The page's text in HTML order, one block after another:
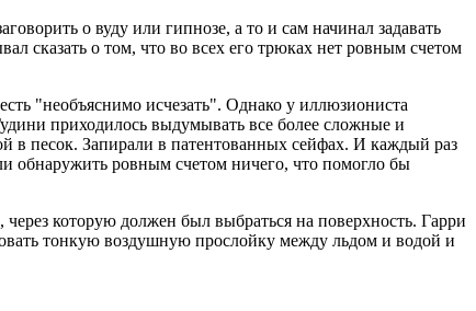
о вуду или гипнозе, а то и сам начинал задавать
сказать о том, что во всех его трюках нет ровным счетом
"необъяснимо исчезать". Однако у иллюзиониста
приходилось выдумывать все более сложные и
в песок. Запирали в патентованных сейфах. И каждый раз
обнаружить ровным счетом ничего, что помогло бы
которую должен был выбраться на поверхность. Гарри
тонкую воздушную прослойку между льдом и водой и